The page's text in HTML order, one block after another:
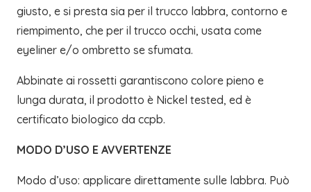
giusto, e si presta sia per il trucco labbra, contorno e
riempimento, che per il trucco occhi, usata come
eyeliner e/o ombretto se sfumata.
Abbinate ai rossetti garantiscono colore pieno e
lunga durata, il prodotto è Nickel tested, ed è
certificato biologico da ccpb.
MODO D’USO E AVVERTENZE
Modo d’uso: applicare direttamente sulle labbra. Può